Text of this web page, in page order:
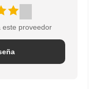
este proveedor